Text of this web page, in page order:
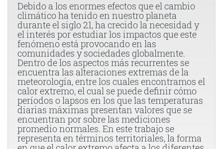
Debido a los enormes efectos que el cambio
climático ha tenido en nuestro planeta
durante el siglo 21, ha crecido la necesidad y
el interés por estudiar los impactos que este
fenómeno está provocando en las
comunidades y sociedades globalmente.
Dentro de los aspectos más recurrentes se
encuentra las alteraciones extremas de la
meteorología, entre los cuales encontramos el
calor extremo, el cual se puede definir cómo
períodos o lapsos en los que las temperaturas
diarias máximas presentan valores que se
encuentran por sobre las mediciones
promedio normales. En este trabajo se
representa en términos territoriales, la forma